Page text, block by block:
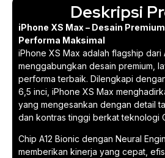
Deskripsi
iPhone XS Max – Desain
Performa Maksimal
iPhone XS Max adalah flagship dari
menggabungkan desain premium,
performa terbaik. Dilengkapi
6,5 inci, iPhone XS Max
yang mengesankan dengan detail
dan kontras tinggi berkat teknologi
Chip A12 Bionic dengan Neural
memberikan kinerja yang cepat,